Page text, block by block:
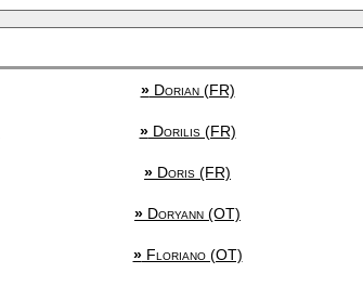
»Dorian (FR)
»Dorilis (FR)
» Doris (FR)
» Doryann (OT)
»Floriano (OT)